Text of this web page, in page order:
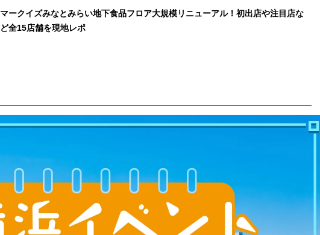
マークイズみなとみらい地下食品フロア大規模リニューアル！初出店や注目店な
ど全15店舗を現地レポ